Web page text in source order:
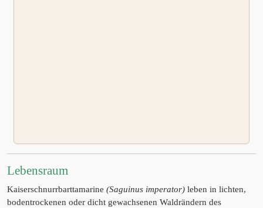
Lebensraum
Kaiserschnurrbarttamarine (Saguinus imperator) leben in lichten,
bodentrockenen oder dicht gewachsenen Waldrändern des